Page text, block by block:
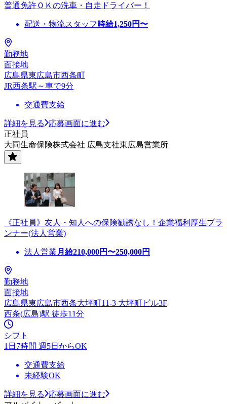
普通免許ＯＫの洗車・自走ドライバー！
配送・物流スタッフ 時給1,250円〜
勤務地
面接地
広島県東広島市西条町
JR西条駅～車で9分
交通費支給
詳細を見る
応募画面に進む
正社員
大同生命保険株式会社 広島支社東広島営業所
《正社員》友人・知人への保険勧誘なし！企業福利厚生プラ
ンナー(法人営業)
法人営業 月給210,000円〜250,000円
勤務地
面接地
広島県東広島市西条大坪町11-3 大坪町ビル3F
西条(広島)駅 徒歩11分
シフト
1日7時間 週5日からOK
交通費支給
未経験OK
詳細を見る
応募画面に進む